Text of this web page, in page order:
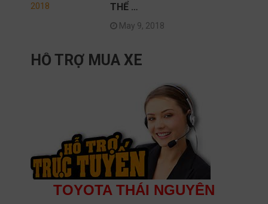
THỂ …
May 9, 2018
HỖ TRỢ MUA XE
TOYOTA THÁI NGUYÊN